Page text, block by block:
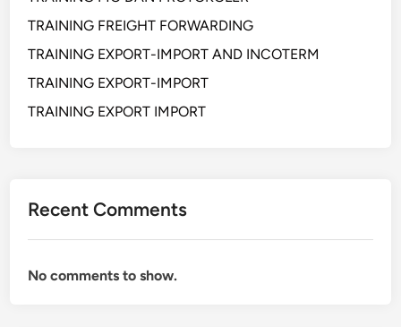
TRAINING FREIGHT FORWARDING
TRAINING EXPORT-IMPORT AND INCOTERM
TRAINING EXPORT-IMPORT
TRAINING EXPORT IMPORT
Recent Comments
No comments to show.